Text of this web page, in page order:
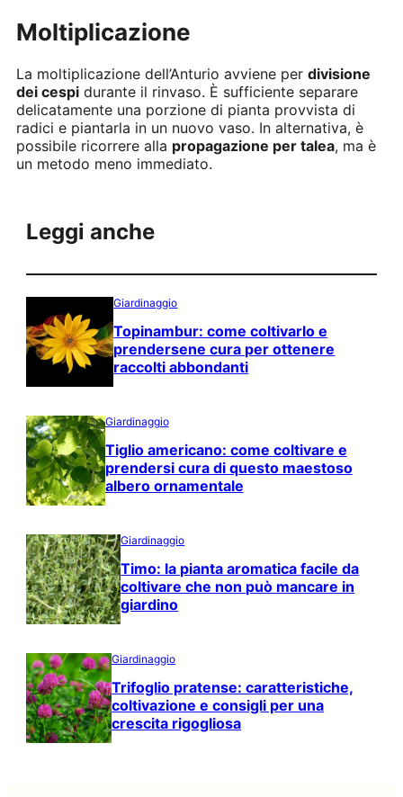
Moltiplicazione
La moltiplicazione dell’Anturio avviene per divisione
dei cespi durante il rinvaso. È sufficiente separare
delicatamente una porzione di pianta provvista di
radici e piantarla in un nuovo vaso. In alternativa, è
possibile ricorrere alla propagazione per talea, ma è
un metodo meno immediato.
Leggi anche
Giardinaggio
Topinambur: come coltivarlo e
prendersene cura per ottenere
raccolti abbondanti
Giardinaggio
Tiglio americano: come coltivare e
prendersi cura di questo maestoso
albero ornamentale
Giardinaggio
Timo: la pianta aromatica facile da
coltivare che non può mancare in
giardino
Giardinaggio
Trifoglio pratense: caratteristiche,
coltivazione e consigli per una
crescita rigogliosa